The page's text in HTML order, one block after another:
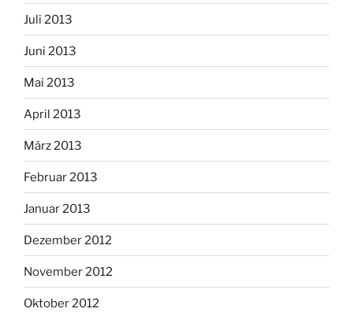
Juli 2013
Juni 2013
Mai 2013
April 2013
März 2013
Februar 2013
Januar 2013
Dezember 2012
November 2012
Oktober 2012